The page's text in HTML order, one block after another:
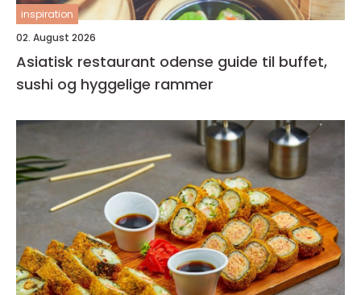
inspiration
02. August 2026
Asiatisk restaurant odense guide til buffet,
sushi og hyggelige rammer